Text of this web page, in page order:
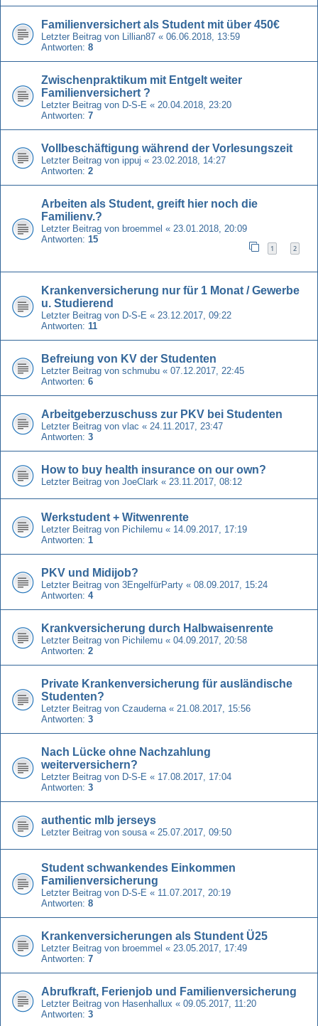
Familienversichert als Student mit über 450€
Letzter Beitrag von Lillian87 « 06.06.2018, 13:59
Antworten: 8
Zwischenpraktikum mit Entgelt weiter
Familienversichert ?
Letzter Beitrag von D-S-E « 20.04.2018, 23:20
Antworten: 7
Vollbeschäftigung während der Vorlesungszeit
Letzter Beitrag von ippuj « 23.02.2018, 14:27
Antworten: 2
Arbeiten als Student, greift hier noch die
Familienv.?
Letzter Beitrag von broemmel « 23.01.2018, 20:09
Antworten: 15
1 2
Krankenversicherung nur für 1 Monat / Gewerbe
u. Studierend
Letzter Beitrag von D-S-E « 23.12.2017, 09:22
Antworten: 11
Befreiung von KV der Studenten
Letzter Beitrag von schmubu « 07.12.2017, 22:45
Antworten: 6
Arbeitgeberzuschuss zur PKV bei Studenten
Letzter Beitrag von vlac « 24.11.2017, 23:47
Antworten: 3
How to buy health insurance on our own?
Letzter Beitrag von JoeClark « 23.11.2017, 08:12
Werkstudent + Witwenrente
Letzter Beitrag von Pichilemu « 14.09.2017, 17:19
Antworten: 1
PKV und Midijob?
Letzter Beitrag von 3EngelfürParty « 08.09.2017, 15:24
Antworten: 4
Krankversicherung durch Halbwaisenrente
Letzter Beitrag von Pichilemu « 04.09.2017, 20:58
Antworten: 2
Private Krankenversicherung für ausländische
Studenten?
Letzter Beitrag von Czauderna « 21.08.2017, 15:56
Antworten: 3
Nach Lücke ohne Nachzahlung
weiterversichern?
Letzter Beitrag von D-S-E « 17.08.2017, 17:04
Antworten: 3
authentic mlb jerseys
Letzter Beitrag von sousa « 25.07.2017, 09:50
Student schwankendes Einkommen
Familienversicherung
Letzter Beitrag von D-S-E « 11.07.2017, 20:19
Antworten: 8
Krankenversicherungen als Stundent Ü25
Letzter Beitrag von broemmel « 23.05.2017, 17:49
Antworten: 7
Abrufkraft, Ferienjob und Familienversicherung
Letzter Beitrag von Hasenhallux « 09.05.2017, 11:20
Antworten: 3